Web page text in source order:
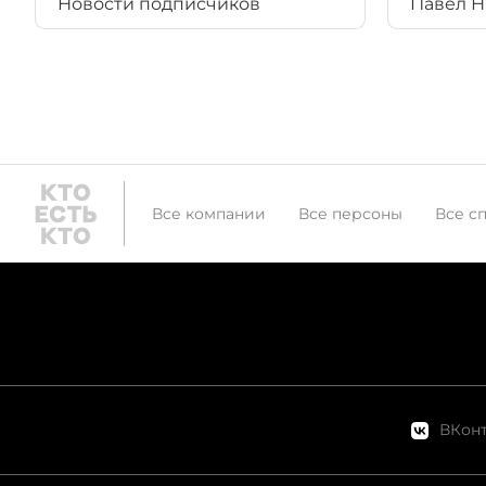
Все компании Все персоны Все